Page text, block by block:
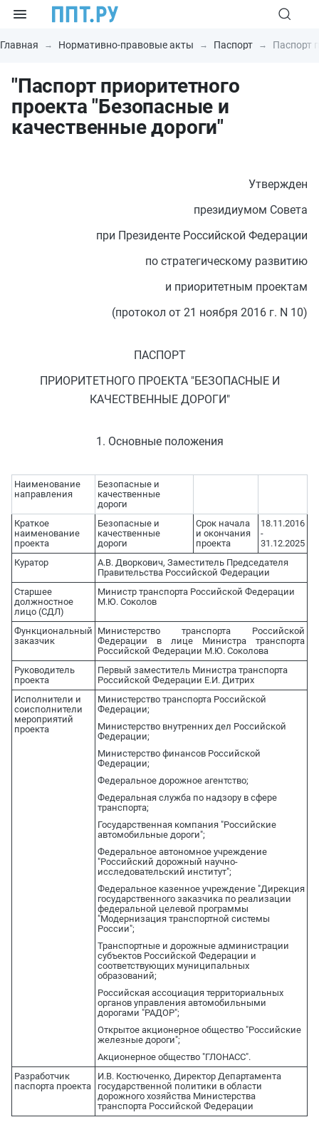
Главная Нормативно-правовые акты Паспорт Паспорт
"Паспорт приоритетного
проекта "Безопасные и
качественные дороги"
Утвержден
президиумом Совета
при Президенте Российской Федерации
по стратегическому развитию
и приоритетным проектам
(протокол от 21 ноября 2016 г. N 10)
ПАСПОРТ
ПРИОРИТЕТНОГО ПРОЕКТА "БЕЗОПАСНЫЕ И
КАЧЕСТВЕННЫЕ ДОРОГИ"
1. Основные положения
Наименование
направления
Безопасные и
качественные
дороги
Краткое
наименование
проекта
Безопасные и
качественные
дороги
Срок начала
и окончания
проекта
18.11.2016
-
31.12.2025
Куратор
А.В. Дворкович, Заместитель Председателя
Правительства Российской Федерации
Старшее
должностное
лицо (СДЛ)
Министр транспорта Российской Федерации
М.Ю. Соколов
Функциональный
заказчик
Министерство транспорта Российской
Федерации в лице Министра транспорта
Российской Федерации М.Ю. Соколова
Руководитель
проекта
Первый заместитель Министра транспорта
Российской Федерации Е.И. Дитрих
Исполнители и
соисполнители
мероприятий
проекта
Министерство транспорта Российской
Федерации;
Министерство внутренних дел Российской
Федерации;
Министерство финансов Российской
Федерации;
Федеральное дорожное агентство;
Федеральная служба по надзору в сфере
транспорта;
Государственная компания "Российские
автомобильные дороги";
Федеральное автономное учреждение
"Российский дорожный научно-
исследовательский институт";
Федеральное казенное учреждение "Дирекция
государственного заказчика по реализации
федеральной целевой программы
"Модернизация транспортной системы
России";
Транспортные и дорожные администрации
субъектов Российской Федерации и
соответствующих муниципальных
образований;
Российская ассоциация территориальных
органов управления автомобильными
дорогами "РАДОР";
Открытое акционерное общество "Российские
железные дороги";
Акционерное общество "ГЛОНАСС".
Разработчик
паспорта проекта
И.В. Костюченко, Директор Департамента
государственной политики в области
дорожного хозяйства Министерства
транспорта Российской Федерации